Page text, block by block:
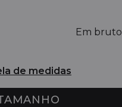
Em bruto
de medidas